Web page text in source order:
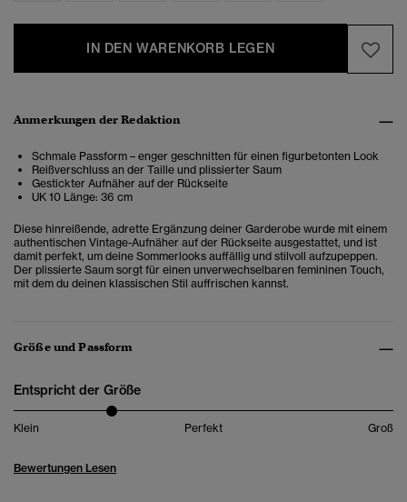
IN DEN WARENKORB LEGEN
Anmerkungen der Redaktion
Schmale Passform – enger geschnitten für einen figurbetonten Look
Reißverschluss an der Taille und plissierter Saum
Gestickter Aufnäher auf der Rückseite
UK 10 Länge: 36 cm
Diese hinreißende, adrette Ergänzung deiner Garderobe wurde mit einem
authentischen Vintage-Aufnäher auf der Rückseite ausgestattet, und ist
damit perfekt, um deine Sommerlooks auffällig und stilvoll aufzupeppen.
Der plissierte Saum sorgt für einen unverwechselbaren femininen Touch,
mit dem du deinen klassischen Stil auffrischen kannst.
Größe und Passform
Entspricht der Größe
Klein Perfekt Groß
Bewertungen Lesen